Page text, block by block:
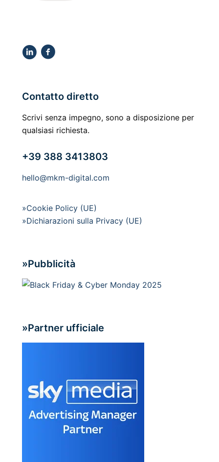
Contatto diretto
Scrivi senza impegno, sono a disposizione per
qualsiasi richiesta.
+39 388 3413803
hello@mkm-digital.com
»Cookie Policy (UE)
»Dichiarazioni sulla Privacy (UE)
»Pubblicità
»Partner ufficiale